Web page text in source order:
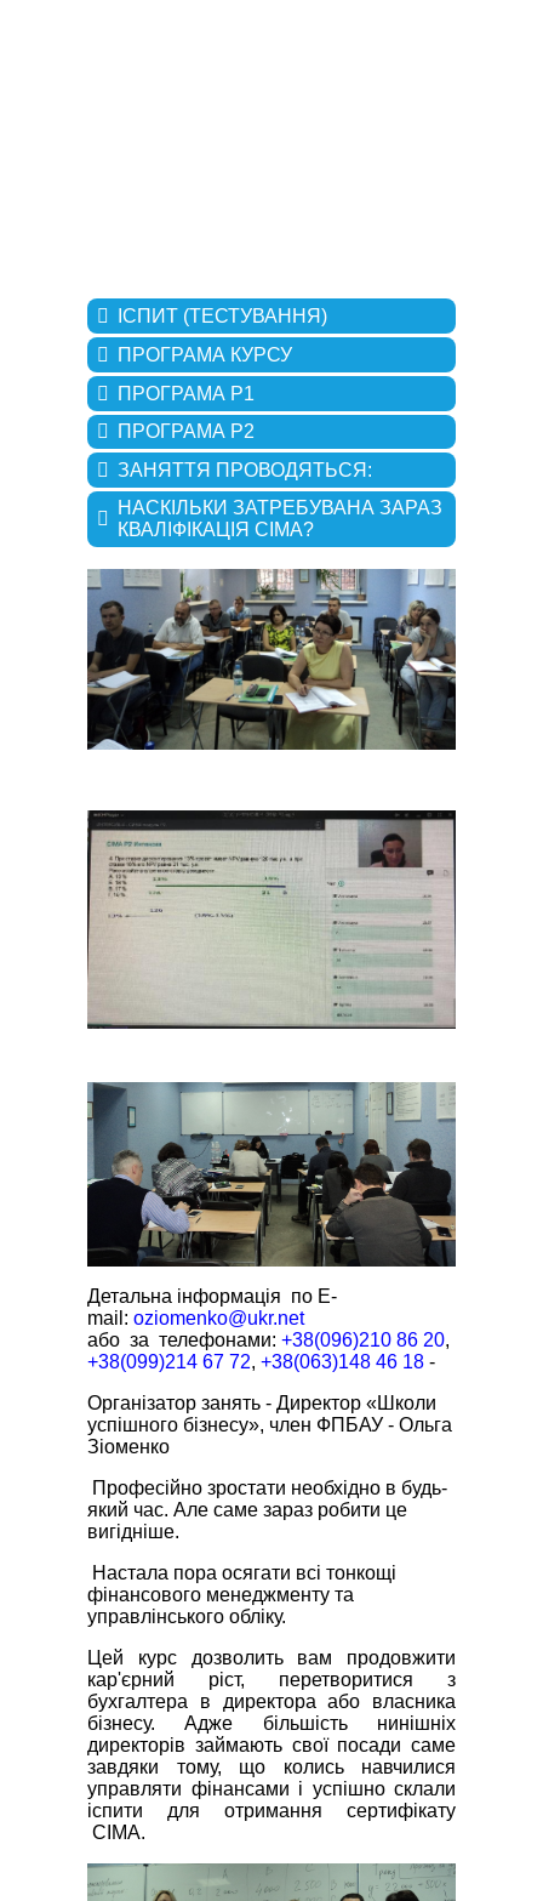
ІСПИТ (ТЕСТУВАННЯ)
ПРОГРАМА КУРСУ
ПРОГРАМА Р1
ПРОГРАМА Р2
ЗАНЯТТЯ ПРОВОДЯТЬСЯ:
НАСКІЛЬКИ ЗАТРЕБУВАНА ЗАРАЗ
КВАЛІФІКАЦІЯ CIMA?
Детальна інформація по E-
mail: oziomenko@ukr.net
або за телефонами: +38(096)210 86 20,
+38(099)214 67 72, +38(063)148 46 18 -
Організатор занять - Директор «Школи
успішного бізнесу», член ФПБАУ - Ольга
Зіоменко
Професійно зростати необхідно в будь-
який час. Але саме зараз робити це
вигідніше.
Настала пора осягати всі тонкощі
фінансового менеджменту та
управлінського обліку.
Цей курс дозволить вам продовжити
кар'єрний ріст, перетворитися з
бухгалтера в директора або власника
бізнесу. Адже більшість нинішніх
директорів займають свої посади саме
завдяки тому, що колись навчилися
управляти фінансами і успішно склали
іспити для отримання сертифікату
СІМА.